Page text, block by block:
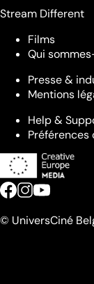
Stream Different
Films
Qui
Presse &
Mentions
Help &
Préférences
© UniversCiné